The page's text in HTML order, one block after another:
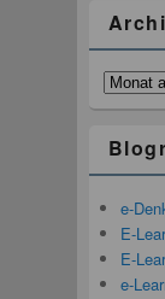
Archiv
e-
E-
E-
e-